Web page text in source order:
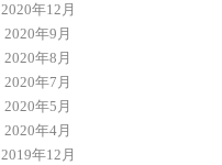
2020年12月
2020年9月
2020年8月
2020年7月
2020年5月
2020年4月
2019年12月